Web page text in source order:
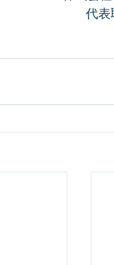
代表